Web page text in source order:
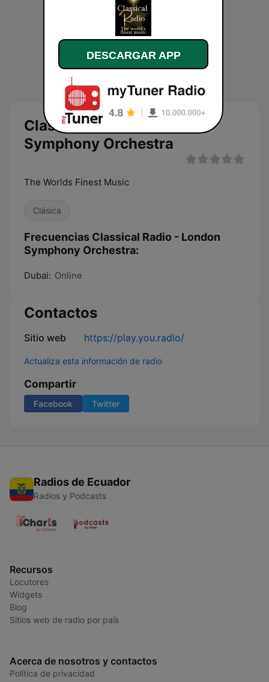
Classical Radio - London
Symphony Orchestra
The Worlds Finest Music
Clásica
Frecuencias Classical Radio - London
Symphony Orchestra:
Dubai: Online
Contactos
Sitio web https://play.you.radio/
Actualiza esta información de radio
Compartir
Facebook Twitter
Radios de Ecuador
Radios y Podcasts
Recursos
Locutores
Widgets
Blog
Sitios web de radio por país
Acerca de nosotros y contactos
Política de privacidad
DESCARGAR APP